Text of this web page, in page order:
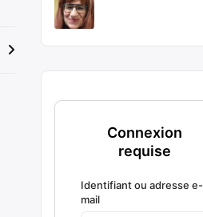
Connexion
requise
Identifiant ou adresse e-
mail